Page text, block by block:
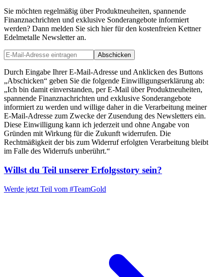
Sie möchten regelmäßig über Produktneuheiten, spannende
Finanznachrichten und exklusive Sonderangebote informiert
werden? Dann melden Sie sich hier für den kostenfreien Kettner
Edelmetalle Newsletter an.
Abschicken
Durch Eingabe Ihrer E-Mail-Adresse und Anklicken des Buttons
„Abschicken“ geben Sie die folgende Einwilligungserklärung ab:
„Ich bin damit einverstanden, per E-Mail über Produktneuheiten,
spannende Finanznachrichten und exklusive Sonderangebote
informiert zu werden und willige daher in die Verarbeitung meiner
E-Mail-Adresse zum Zwecke der Zusendung des Newsletters ein.
Diese Einwilligung kann ich jederzeit und ohne Angabe von
Gründen mit Wirkung für die Zukunft widerrufen. Die
Rechtmäßigkeit der bis zum Widerruf erfolgten Verarbeitung bleibt
im Falle des Widerrufs unberührt.“
Willst du Teil unserer Erfolgsstory sein?
Werde jetzt Teil vom #TeamGold